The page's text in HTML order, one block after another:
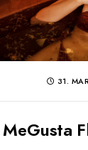
31.
MeGusta